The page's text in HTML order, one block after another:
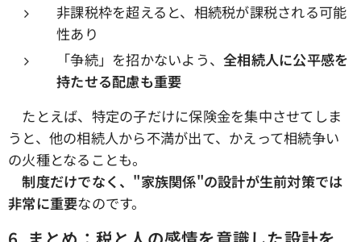
非課税枠を超えると、相続税が課税される可能
性あり
「争続」を招かないよう、全相続人に公平感を
持たせる配慮も重要
たとえば、特定の子だけに保険金を集中させてしま
うと、他の相続人から不満が出て、かえって相続争い
の火種となることも。
制度だけでなく、"家族関係"の設計が生前対策では
非常に重要なのです。